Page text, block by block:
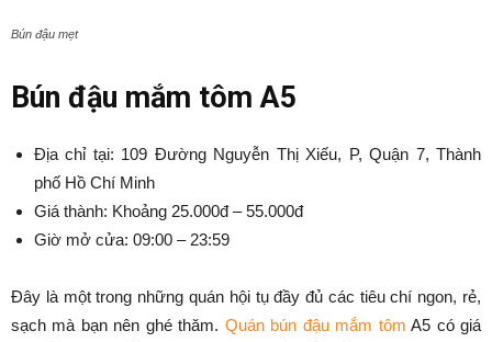
Bún đậu mẹt
Bún đậu mắm tôm A5
Địa chỉ tại: 109 Đường Nguyễn Thị Xiếu, P, Quận 7, Thành
phố Hồ Chí Minh
Giá thành: Khoảng 25.000đ – 55.000đ
Giờ mở cửa: 09:00 – 23:59
Đây là một trong những quán hội tụ đầy đủ các tiêu chí ngon, rẻ,
sạch mà bạn nên ghé thăm. Quán bún đậu mắm tôm A5 có giá